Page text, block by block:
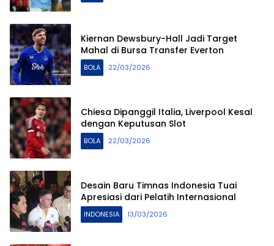
Kiernan Dewsbury-Hall Jadi Target
Mahal di Bursa Transfer Everton
BOLA 22/03/2026
Chiesa Dipanggil Italia, Liverpool Kesal
dengan Keputusan Slot
BOLA 22/03/2026
Desain Baru Timnas Indonesia Tuai
Apresiasi dari Pelatih Internasional
INDONESIA 13/03/2026